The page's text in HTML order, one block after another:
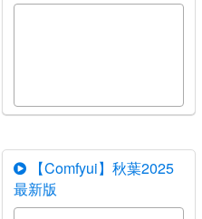
【Comfyui】秋葉2025
最新版